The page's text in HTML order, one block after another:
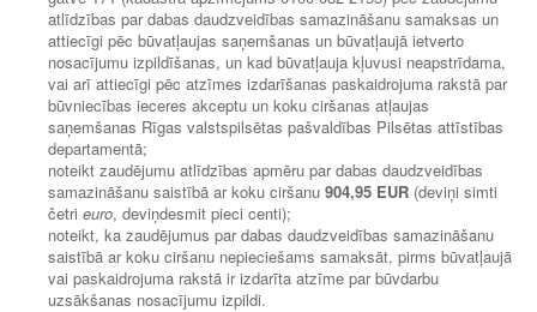
atlīdzības par dabas daudzveidības samazināšanu samaksas un
attiecīgi pēc būvatļaujas saņemšanas un būvatļaujā ietverto
nosacījumu izpildīšanas, un kad būvatļauja kļuvusi neapstrīdama,
vai arī attiecīgi pēc atzīmes izdarīšanas paskaidrojuma rakstā par
būvniecības ieceres akceptu un koku ciršanas atļaujas
saņemšanas Rīgas valstspilsētas pašvaldības Pilsētas attīstības
departamentā;
noteikt zaudējumu atlīdzības apmēru par dabas daudzveidības
samazināšanu saistībā ar koku ciršanu 904,95 EUR (deviņi simti
četri euro, deviņdesmit pieci centi);
noteikt, ka zaudējumus par dabas daudzveidības samazināšanu
saistībā ar koku ciršanu nepieciešams samaksāt, pirms būvatļaujā
vai paskaidrojuma rakstā ir izdarīta atzīme par būvdarbu
uzsākšanas nosacījumu izpildi.